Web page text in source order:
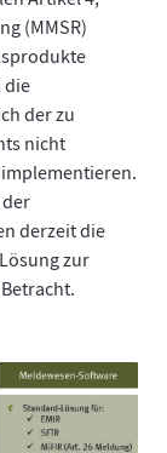
(MMSR)
die
der zu
nicht
derzeit die
zur